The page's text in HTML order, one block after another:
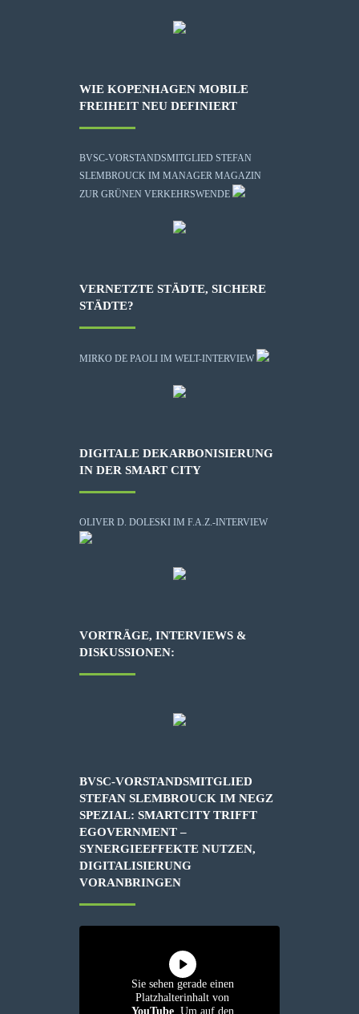
WIE KOPENHAGEN MOBILE
FREIHEIT NEU DEFINIERT
BVSC-VORSTANDSMITGLIED STEFAN
SLEMBROUCK IM MANAGER MAGAZIN
ZUR GRÜNEN VERKEHRSWENDE
VERNETZTE STÄDTE, SICHERE
STÄDTE?
MIRKO DE PAOLI IM WELT-INTERVIEW
DIGITALE DEKARBONISIERUNG
IN DER SMART CITY
OLIVER D. DOLESKI IM F.A.Z.-INTERVIEW
VORTRÄGE, INTERVIEWS &
DISKUSSIONEN:
BVSC-VORSTANDSMITGLIED
STEFAN SLEMBROUCK IM NEGZ
SPEZIAL: SMARTCITY TRIFFT
EGOVERNMENT –
SYNERGIEEFFEKTE NUTZEN,
DIGITALISIERUNG
VORANBRINGEN
Sie sehen gerade einen
Platzhalterinhalt von
YouTube. Um auf den